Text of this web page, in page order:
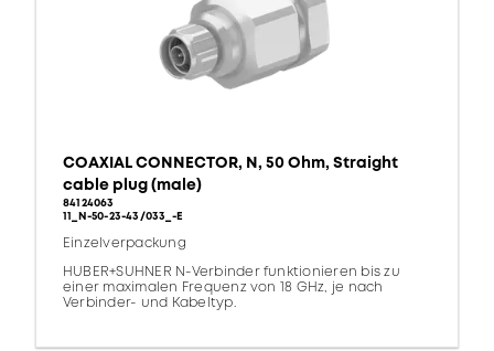
COAXIAL CONNECTOR, N, 50 Ohm, Straight
cable plug (male)
84124063
11_N-50-23-43/033_-E
Einzelverpackung
HUBER+SUHNER N-Verbinder funktionieren bis zu
einer maximalen Frequenz von 18 GHz, je nach
Verbinder- und Kabeltyp.